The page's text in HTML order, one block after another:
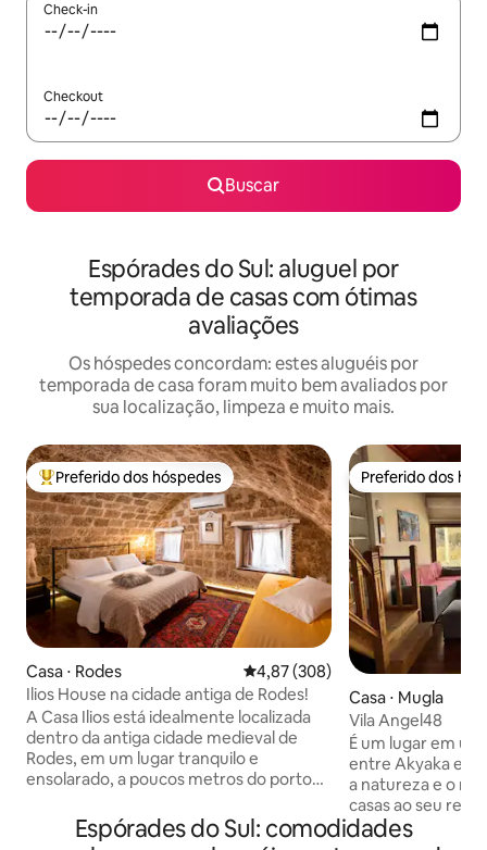
Check-in
Checkout
Buscar
Espórades do Sul: aluguel por
temporada de casas com ótimas
avaliações
Os hóspedes concordam: estes aluguéis por
temporada de casa foram muito bem avaliados por
sua localização, limpeza e muito mais.
Entre os melhores preferidos dos hóspedes
Preferido dos hóspedes
Casa ⋅ Rodes 4,87 de uma avaliação média de
4,87 (308)
Ilios House na cidade antiga de Rodes!
A Casa Ilios está idealmente localizada
dentro da antiga cidade medieval de
Rodes, em um lugar tranquilo e
ensolarado, a poucos metros do porto
metros do mercado da cidade velha. A
casa foi comprada e renovada em 2005
Preferido dos
Preferido dos
Casa ⋅ Mugla
Vila Angel48
É um lugar em
entre Akyaka e
a natureza e o
casas ao seu
para ler um livro.
Espórades do Sul: comodidades